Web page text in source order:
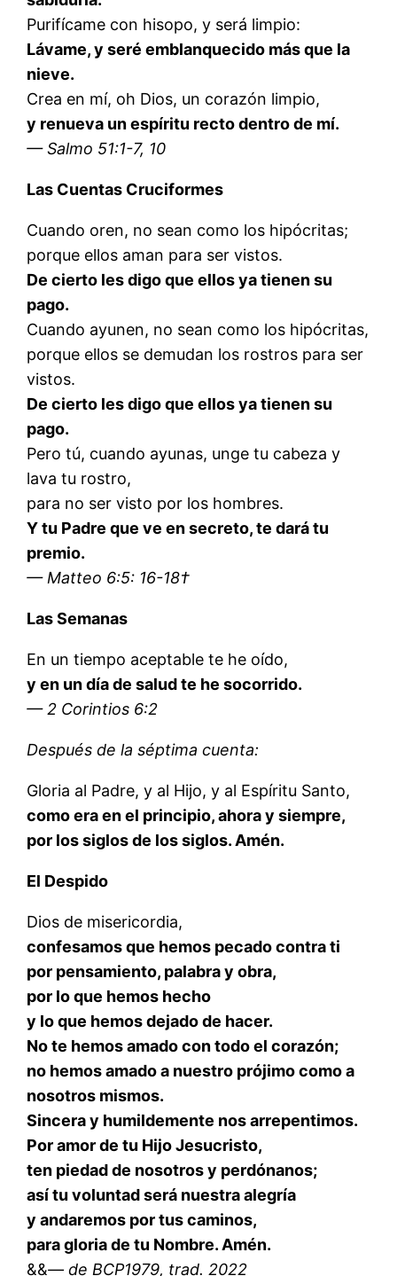
Purifícame con hisopo, y será limpio:
Lávame, y seré emblanquecido más que la
nieve.
Crea en mí, oh Dios, un corazón limpio,
y renueva un espíritu recto dentro de mí.
— Salmo 51:1-7, 10
Las Cuentas Cruciformes
Cuando oren, no sean como los hipócritas;
porque ellos aman para ser vistos.
De cierto les digo que ellos ya tienen su
pago.
Cuando ayunen, no sean como los hipócritas,
porque ellos se demudan los rostros para ser
vistos.
De cierto les digo que ellos ya tienen su
pago.
Pero tú, cuando ayunas, unge tu cabeza y
lava tu rostro,
para no ser visto por los hombres.
Y tu Padre que ve en secreto, te dará tu
premio.
— Matteo 6:5: 16-18†
Las Semanas
En un tiempo aceptable te he oído,
y en un día de salud te he socorrido.
— 2 Corintios 6:2
Después de la séptima cuenta:
Gloria al Padre, y al Hijo, y al Espíritu Santo,
como era en el principio, ahora y siempre,
por los siglos de los siglos. Amén.
El Despido
Dios de misericordia,
confesamos que hemos pecado contra ti
por pensamiento, palabra y obra,
por lo que hemos hecho
y lo que hemos dejado de hacer.
No te hemos amado con todo el corazón;
no hemos amado a nuestro prójimo como a
nosotros mismos.
Sincera y humildemente nos arrepentimos.
Por amor de tu Hijo Jesucristo,
ten piedad de nosotros y perdónanos;
así tu voluntad será nuestra alegría
y andaremos por tus caminos,
para gloria de tu Nombre. Amén.
&&— de BCP1979, trad. 2022